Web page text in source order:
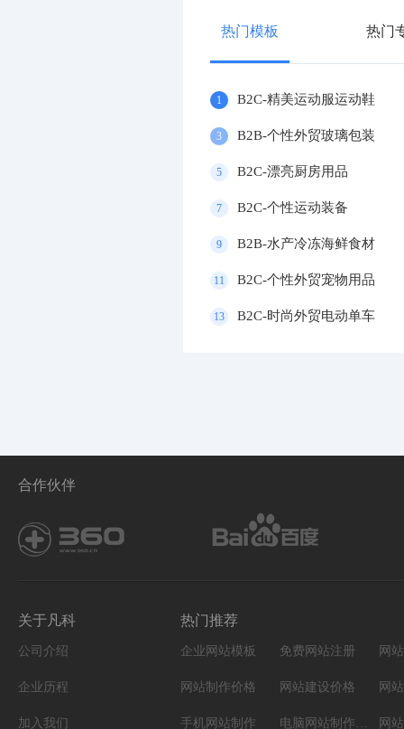
热门模板 热门
1 B2C-精美运动服运动鞋
3 B2B-个性外贸玻璃包装
5 B2C-漂亮厨房用品
7 B2C-个性运动装备
9 B2B-水产冷冻海鲜食材
11 B2C-个性外贸宠物用品
13 B2C-时尚外贸电动单车
合作伙伴
关于凡科
公司介绍
企业历程
加入我们
热门推荐
企业网站模板 免费网站注册 网
网站制作价格 网站建设价格 网
手机网站制作 电脑网站制作设计 网